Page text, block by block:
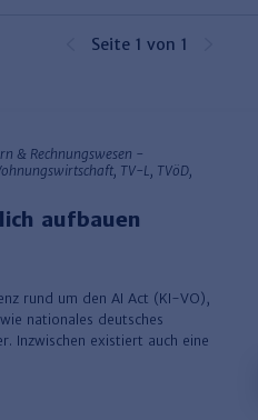
Seite 1 von 1
& Rechnungswesen -
TV-L, TVöD,
aufbauen
rund um den AI Act (KI-VO),
nationales deutsches
Inzwischen existiert auch eine